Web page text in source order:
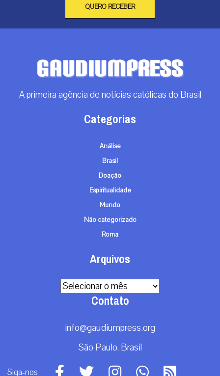
QUERO RECEBER
A primeira agência de notícias católicas do Brasil
Categorias
Análise
Brasil
Doação
Espiritualidade
Mundo
Não categorizado
Roma
Arquivos
Arquivos
Contato
info@gaudiumpress.org
São Paulo, Brasil
Siga-nos